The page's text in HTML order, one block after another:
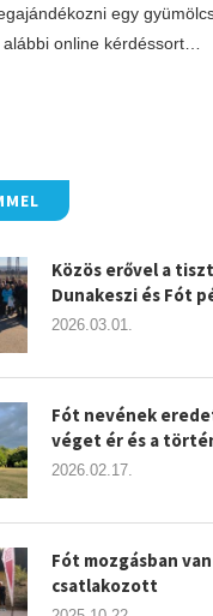
egy
online kérdéssort…
Közös erővel a
Dunakeszi és Fót
2026.03.01.
Fót nevének
véget ér és a
2026.02.17.
Fót mozgásban
csatlakozott